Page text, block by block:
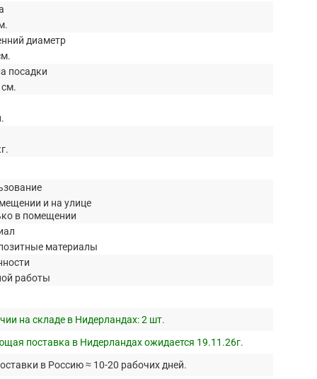
диаметр
посадки
см.
и на улице
в помещении
материалы
работы
на складе в Нидерландах:2 шт.
поставка в Нидерландах ожидается 19.11.26г.
в Россию ≈ 10-20 рабочих дней.